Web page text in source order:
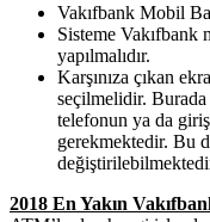
Vakıfbank Mobil
Sisteme Vakıfbank
yapılmalıdır.
Karşınıza çıkan
seçilmelidir.
telefonun ya da giriş
gerekmektedir. Bu
2018 En Yakın